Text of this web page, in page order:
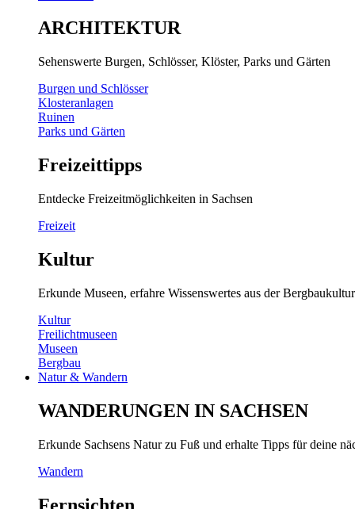
ARCHITEKTUR
Sehenswerte Burgen, Schlösser, Klöster, Parks und Gärten
Burgen und Schlösser
Klosteranlagen
Ruinen
Parks und Gärten
Freizeittipps
Entdecke Freizeitmöglichkeiten in Sachsen
Freizeit
Kultur
Erkunde Museen, erfahre Wissenswertes aus der
Kultur
Freilichtmuseen
Museen
Bergbau
Natur & Wandern
WANDERUNGEN IN SACHSEN
Erkunde Sachsens Natur zu Fuß und erhalte Tipps für deine
Wandern
Fernsichten